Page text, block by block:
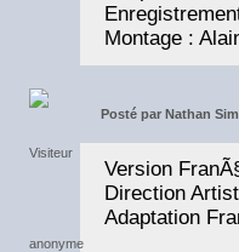
Montage :
Posté par Nathan
Version
Direction
Adaptation